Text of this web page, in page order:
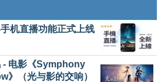
机直播功能正式上线
- 电影《Symphony
（光与影的交响）